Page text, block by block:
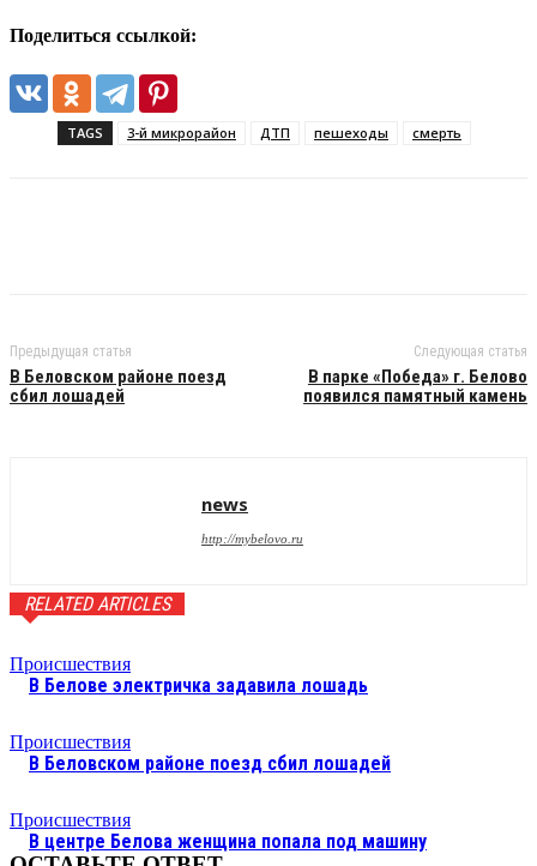
Поделиться ссылкой:
TAGS 3-й микрорайон ДТП пешеходы смерть
Предыдущая статья
В Беловском районе поезд
сбил лошадей
Следующая статья
В парке «Победа» г. Белово
появился памятный камень
news
http://mybelovo.ru
RELATED ARTICLES
Происшествия
В Белове электричка задавила лошадь
Происшествия
В Беловском районе поезд сбил лошадей
Происшествия
В центре Белова женщина попала под машину